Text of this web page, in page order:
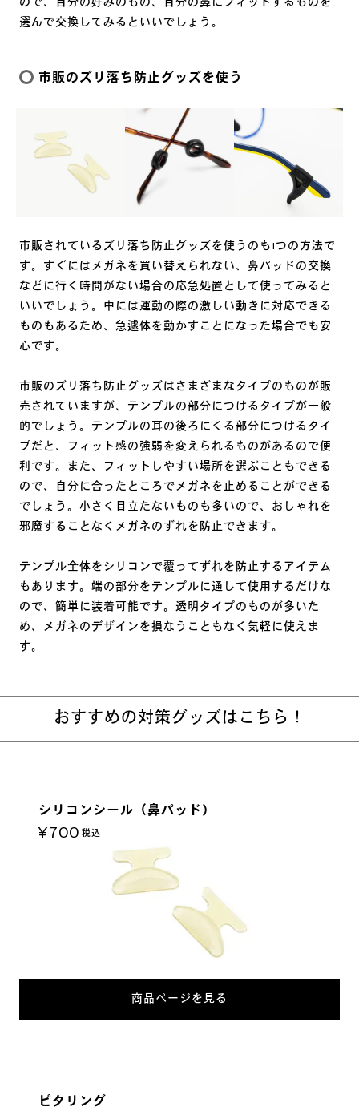
ので、自分の好みのもの、自分の鼻にフィットするものを
選んで交換してみるといいでしょう。
市販のズリ落ち防止グッズを使う
市販されているズリ落ち防止グッズを使うのも1つの方法で
す。すぐにはメガネを買い替えられない、鼻パッドの交換
などに行く時間がない場合の応急処置として使ってみると
いいでしょう。中には運動の際の激しい動きに対応できる
ものもあるため、急遽体を動かすことになった場合でも安
心です。
市販のズリ落ち防止グッズはさまざまなタイプのものが販
売されていますが、テンプルの部分につけるタイプが一般
的でしょう。テンプルの耳の後ろにくる部分につけるタイ
プだと、フィット感の強弱を変えられるものがあるので便
利です。また、フィットしやすい場所を選ぶこともできる
ので、自分に合ったところでメガネを止めることができる
でしょう。小さく目立たないものも多いので、おしゃれを
邪魔することなくメガネのずれを防止できます。
テンプル全体をシリコンで覆ってずれを防止するアイテム
もあります。端の部分をテンプルに通して使用するだけな
ので、簡単に装着可能です。透明タイプのものが多いた
め、メガネのデザインを損なうこともなく気軽に使えま
す。
おすすめの対策グッズはこちら！
シリコンシール（鼻パッド）
¥700 税込
商品ページを見る
ピタリング